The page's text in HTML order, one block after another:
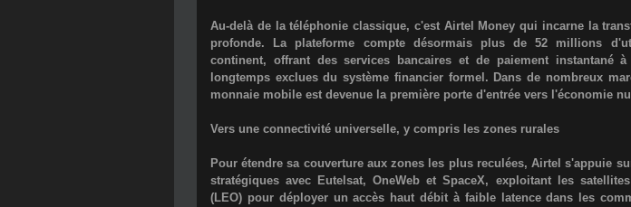
Au-delà de la téléphonie classique, c'est Airtel Money qui incarne la
profonde. La plateforme compte désormais plus de52 millions
continent, offrant des services bancaires et de paiement instantané
longtemps exclues du système financier formel. Dans de nombreux
monnaie mobile est devenue la première porte d'entrée vers l'économie
Vers une connectivité universelle, y compris les zones rurales
Pour étendre sa couverture aux zones les plus reculées, Airtel s'appuie
stratégiques avec Eutelsat, OneWeb et SpaceX, exploitant les
(LEO) pour déployer un accès haut débit à faible latence dans les